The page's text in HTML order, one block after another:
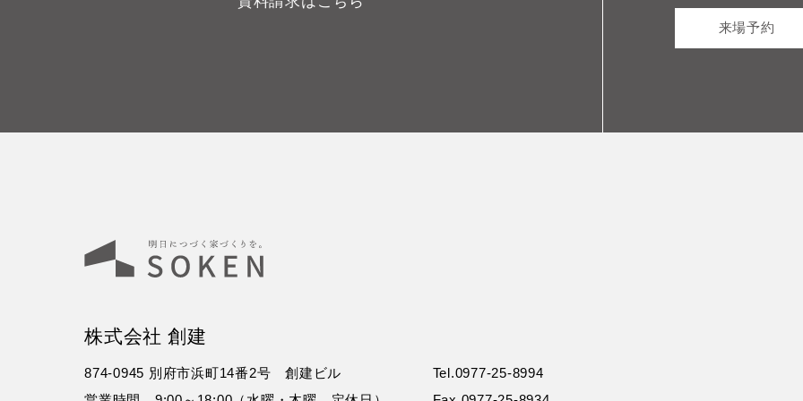
来場予約
株式会社 創建
874-0945 別府市浜町14番2号 創建ビル
Tel.0977-25-8994